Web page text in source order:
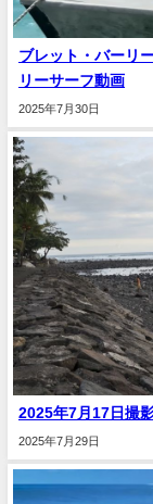
ブレット・バーリ
リーサーフ動画
2025年7月30日
2025年7月17日撮
2025年7月29日